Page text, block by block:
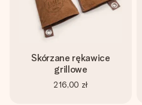
imieniem, swoim zdjęciem lub
poruszy serce. Bez problemu,
tę chwilę.
Skórzane rękawice
grillowe
216,00 zł